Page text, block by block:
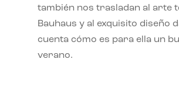
también nos trasladan al arte
Bauhaus y al exquisito diseño
cuenta cómo es para ella un
verano.